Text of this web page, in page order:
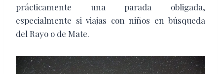
prácticamente una parada obligada,
especialmente si viajas con niños en búsqueda
del Rayo o de Mate.